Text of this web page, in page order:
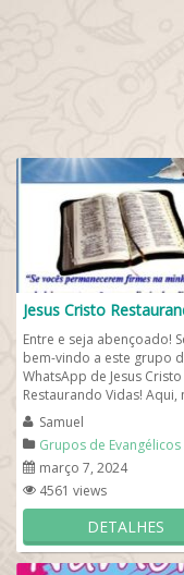
Entre e seja abençoado!
bem-vindo a este grupo
WhatsApp de Jesus Cristo
Restaurando Vidas! Aqui,
unimos em torno da fé e
amor a Cristo,...
Samuel
Grupos de Evangélicos
março 7, 2024
4561 views
DETALHES